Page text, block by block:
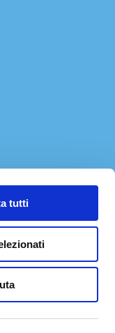
tutti